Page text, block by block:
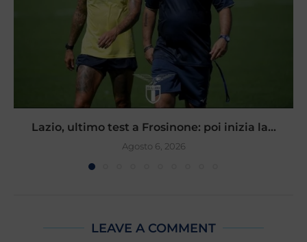
Lazio, ultimo test a Frosinone: poi inizia la...
Agosto 6, 2026
LEAVE A COMMENT